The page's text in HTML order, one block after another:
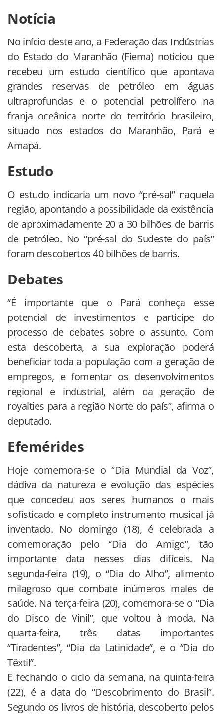
Notícia
No início deste ano, a Federação das Indústrias
do Estado do Maranhão (Fiema) noticiou que
recebeu um estudo científico que apontava
grandes reservas de petróleo em águas
ultraprofundas e o potencial petrolífero na
franja oceânica norte do território brasileiro,
situado nos estados do Maranhão, Pará e
Amapá.
Estudo
O estudo indicaria um novo “pré-sal” naquela
região, apontando a possibilidade da existência
de aproximadamente 20 a 30 bilhões de barris
de petróleo. No “pré-sal do Sudeste do país”
foram descobertos 40 bilhões de barris.
Debates
“É importante que o Pará conheça esse
potencial de investimentos e participe do
processo de debates sobre o assunto. Com
esta descoberta, a sua exploração poderá
beneficiar toda a população com a geração de
empregos, e fomentar os desenvolvimentos
regional e industrial, além da geração de
royalties para a região Norte do país”, afirma o
deputado.
Efemérides
Hoje comemora-se o “Dia Mundial da Voz”,
dádiva da natureza e evolução das espécies
que concedeu aos seres humanos o mais
sofisticado e completo instrumento musical já
inventado. No domingo (18), é celebrada a
comemoração pelo “Dia do Amigo”, tão
importante data nesses dias difíceis. Na
segunda-feira (19), o “Dia do Alho”, alimento
milagroso que combate inúmeros males de
saúde. Na terça-feira (20), comemora-se o “Dia
do Disco de Vinil”, que voltou à moda. Na
quarta-feira, três datas importantes
“Tiradentes”, “Dia da Latinidade”, e o “Dia do
Têxtil”.
E fechando o ciclo da semana, na quinta-feira
(22), é a data do “Descobrimento do Brasil”.
Segundo os livros de história, descoberto pelos